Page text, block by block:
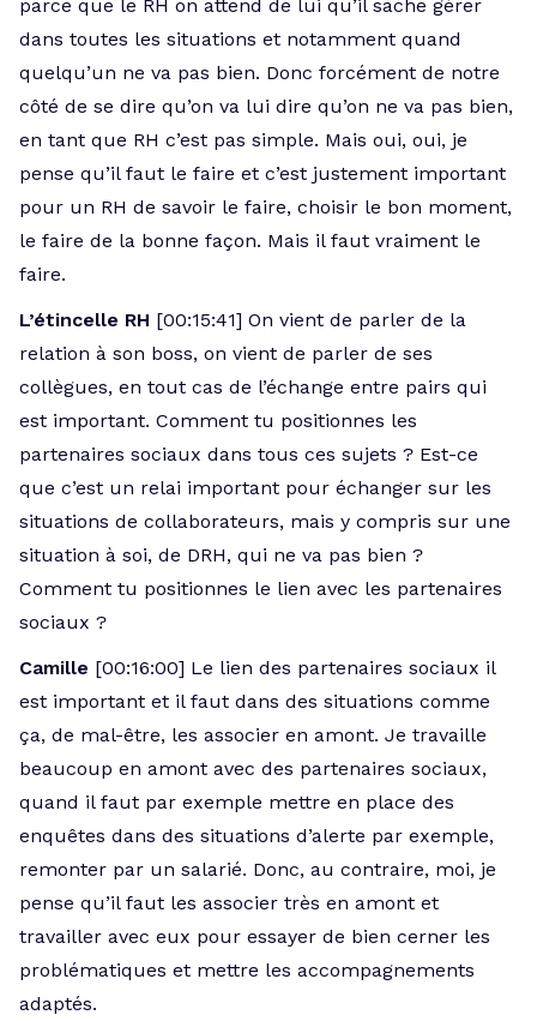
parce que le RH on attend de lui qu’il sache gérer
dans toutes les situations et notamment quand
quelqu’un ne va pas bien. Donc forcément de notre
côté de se dire qu’on va lui dire qu’on ne va pas bien,
en tant que RH c’est pas simple. Mais oui, oui, je
pense qu’il faut le faire et c’est justement important
pour un RH de savoir le faire, choisir le bon moment,
le faire de la bonne façon. Mais il faut vraiment le
faire.
L’étincelle RH [00:15:41] On vient de parler de la
relation à son boss, on vient de parler de ses
collègues, en tout cas de l’échange entre pairs qui
est important. Comment tu positionnes les
partenaires sociaux dans tous ces sujets ? Est-ce
que c’est un relai important pour échanger sur les
situations de collaborateurs, mais y compris sur une
situation à soi, de DRH, qui ne va pas bien ?
Comment tu positionnes le lien avec les partenaires
sociaux ?
Camille [00:16:00] Le lien des partenaires sociaux il
est important et il faut dans des situations comme
ça, de mal-être, les associer en amont. Je travaille
beaucoup en amont avec des partenaires sociaux,
quand il faut par exemple mettre en place des
enquêtes dans des situations d’alerte par exemple,
remonter par un salarié. Donc, au contraire, moi, je
pense qu’il faut les associer très en amont et
travailler avec eux pour essayer de bien cerner les
problématiques et mettre les accompagnements
adaptés.